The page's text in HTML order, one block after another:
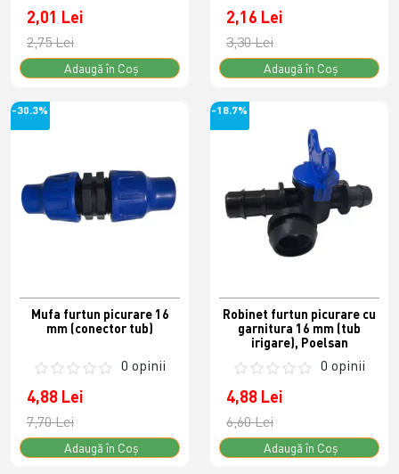
2,01 Lei
2,75 Lei
Adaugă în Coş
2,16 Lei
3,30 Lei
Adaugă în Coş
-30.3%
Mufa furtun picurare 16
mm (conector tub)
0 opinii
4,88 Lei
7,70 Lei
Adaugă în Coş
-18.7%
Robinet furtun picurare cu
garnitura 16 mm (tub
irigare), Poelsan
0 opinii
4,88 Lei
6,60 Lei
Adaugă în Coş